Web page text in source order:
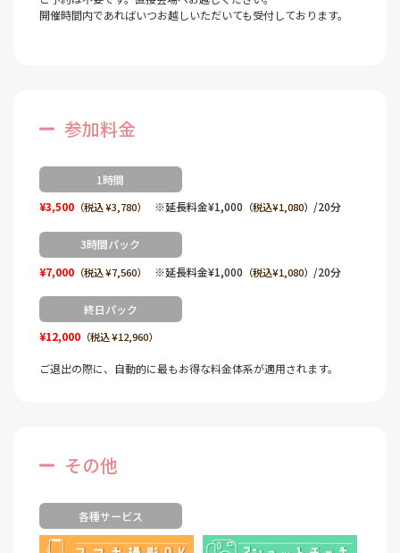
開催時間内であればいつお越しいただいても受付しております。
参加料金
1時間
¥3,500（税込 ¥3,780） ※延長料金¥1,000 （税込¥1,080） /20分
3時間パック
¥7,000（税込 ¥7,560） ※延長料金¥1,000 （税込¥1,080） /20分
終日パック
¥12,000（税込 ¥12,960）
ご退出の際に、自動的に最もお得な料金体系が適用されます。
その他
各種サービス